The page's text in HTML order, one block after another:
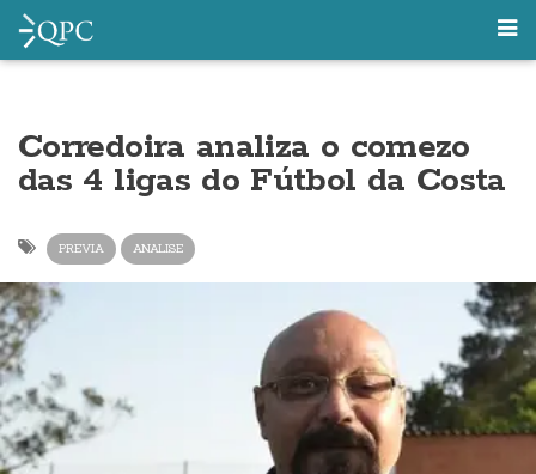
Corredoira analiza o comezo
das 4 ligas do Fútbol da Costa
PREVIA ANALISE